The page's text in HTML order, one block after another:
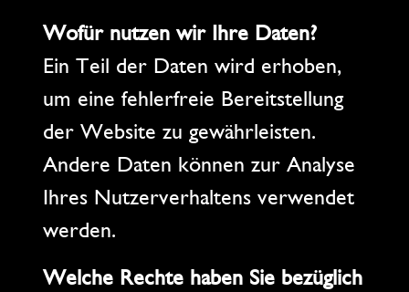
Wofür nutzen wir Ihre Daten?
Ein Teil der Daten wird erhoben,
um eine fehlerfreie Bereitstellung
der Website zu gewährleisten.
Andere Daten können zur Analyse
Ihres Nutzerverhaltens verwendet
werden.
Welche Rechte haben Sie bezüglich